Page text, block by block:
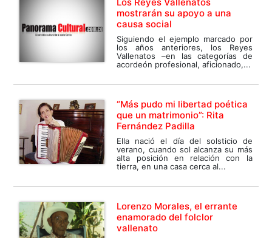
mostrarán su apoyo a una
causa social
Siguiendo el ejemplo marcado por
los años anteriores, los Reyes
Vallenatos –en las categorías de
acordeón profesional, aficionado,...
“Más pudo mi libertad poética
que un matrimonio”: Rita
Fernández Padilla
Ella nació el día del solsticio de
verano, cuando sol alcanza su más
alta posición en relación con la
tierra, en una casa cerca al...
Lorenzo Morales, el errante
enamorado del folclor
vallenato